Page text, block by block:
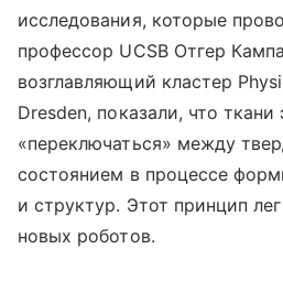
исследования, которые
профессор UCSB Отгер
возглавляющий кластер
Dresden, показали, что
«переключаться» между
состоянием в процессе
и структур. Этот принцип
новых роботов.